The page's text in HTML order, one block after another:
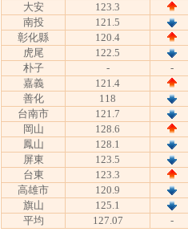
大安
123.3
南投
121.5
彰化縣
120.4
虎尾
122.5
朴子
- -
嘉義
121.4
善化
118
台南市
121.7
岡山
128.6
鳳山
128.1
屏東
123.5
台東
123.3
高雄市
120.9
旗山
125.1
平均
127.07 -